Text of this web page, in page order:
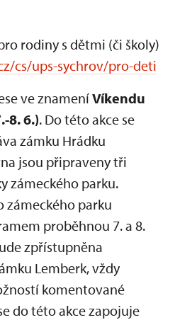
rodiny s dětmi (či školy)
cs/ups-sychrov/pro-deti
ve znameníVíkendu
8. 6.). Do této akce se
zámku Hrádku
jsou připraveny tři
zámeckého parku.
zámeckého parku
proběhnou 7. a 8.
zpřístupněna
Lemberk, vždy
komentované
do této akce zapojuje